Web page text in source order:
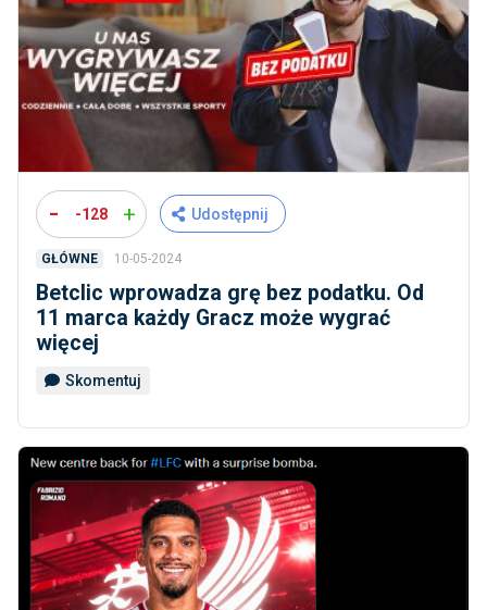
- -128 + Udostępnij
GŁÓWNE 10-05-2024
Betclic wprowadza grę bez podatku. Od
11 marca każdy Gracz może wygrać
więcej
Skomentuj